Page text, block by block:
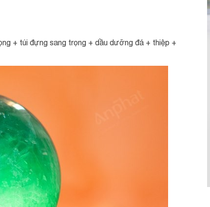
+ túi đựng sang trọng + dầu dưỡng đá + thiệp +